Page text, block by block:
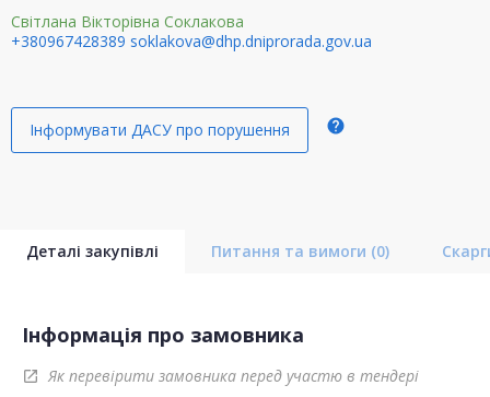
Світлана Вікторівна Соклакова
+380967428389 soklakova@dhp.dniprorada.gov.ua
Інформувати ДАСУ про порушення help
Деталі закупівлі Питання та вимоги (0)
Інформація про замовника
open_in_new Як перевірити замовника перед участю в тендері